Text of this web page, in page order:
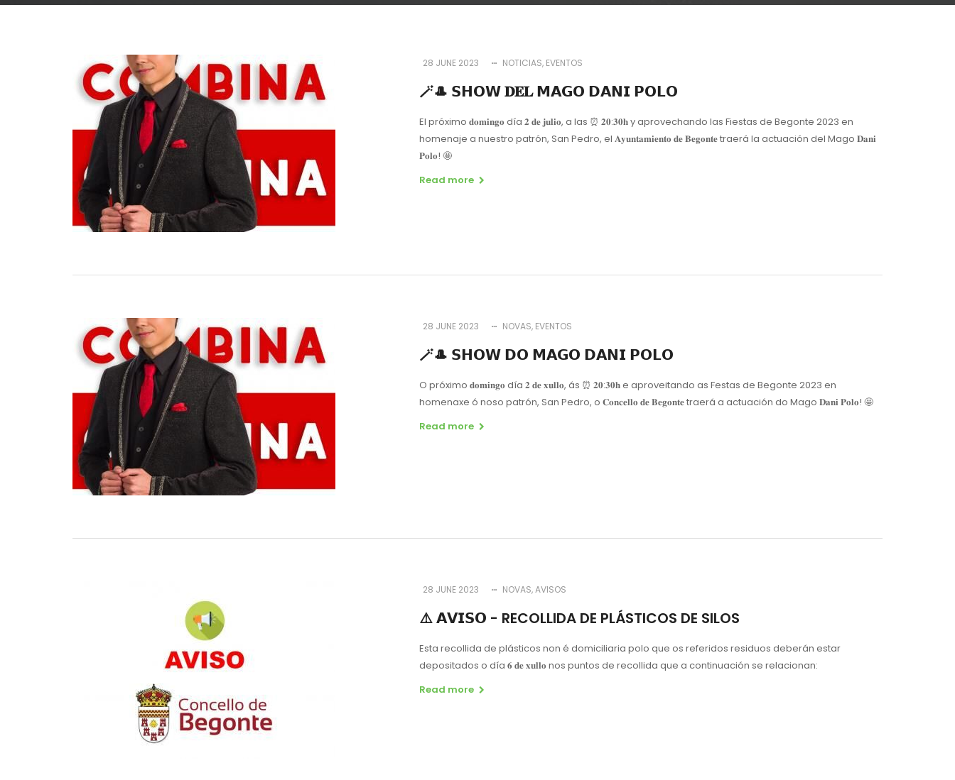
28 JUNE 2023 NOTICIAS EVENTOS
🪄🎩 𝗦𝗛𝗢𝗪 𝐃𝐄𝐋 𝗠𝗔𝗚𝗢 𝗗𝗔𝗡𝗜 𝗣𝗢𝗟𝗢
El próximo 𝐝𝐨𝐦𝐢𝐧𝐠𝐨 día 𝟐 𝐝𝐞 𝐣𝐮𝐥𝐢𝐨, a las ⏰ 𝟐𝟎:𝟑𝟎𝐡 y aprovechando las Fiestas de Begonte 2023 en
homenaje a nuestro patrón, San Pedro, el 𝐀𝐲𝐮𝐧𝐭𝐚𝐦𝐢𝐞𝐧𝐭𝐨 𝐝𝐞 𝐁𝐞𝐠𝐨𝐧𝐭𝐞 traerá la actuación del Mago 𝐃𝐚𝐧𝐢
𝐏𝐨𝐥𝐨! 🤩
Read more
28 JUNE 2023 NOVAS EVENTOS
🪄🎩 𝗦𝗛𝗢𝗪 𝗗𝗢 𝗠𝗔𝗚𝗢 𝗗𝗔𝗡𝗜 𝗣𝗢𝗟𝗢
O próximo 𝐝𝐨𝐦𝐢𝐧𝐠𝐨 día 𝟐 𝐝𝐞 𝐱𝐮𝐥𝐥𝐨, ás ⏰ 𝟐𝟎:𝟑𝟎𝐡 e aproveitando as Festas de Begonte 2023 en
homenaxe ó noso patrón, San Pedro, o 𝐂𝐨𝐧𝐜𝐞𝐥𝐥𝐨 𝐝𝐞 𝐁𝐞𝐠𝐨𝐧𝐭𝐞 traerá a actuación do Mago 𝐃𝐚𝐧𝐢 𝐏𝐨𝐥𝐨! 🤩
Read more
28 JUNE 2023 NOVAS AVISOS
⚠️ 𝗔𝗩𝗜𝗦𝗢 - RECOLLIDA DE PLÁSTICOS DE SILOS
Esta recollida de plásticos non é domiciliaria polo que os referidos residuos deberán estar
depositados o día 𝟔 𝐝𝐞 𝐱𝐮𝐥𝐥𝐨 nos puntos de recollida que a continuación se relacionan:
Read more